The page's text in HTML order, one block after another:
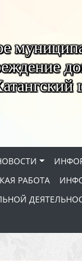
РАБОТА